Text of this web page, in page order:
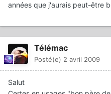
années que j'aurais peut-être
Télémac
Posté(e) 2 avril 2009
Salut